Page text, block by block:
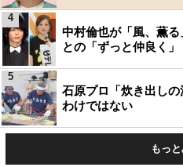
中村倫也が「風、薫
との「ずっと仲良く
4
石原プロ「炊き出し
わけではない
5
もっ